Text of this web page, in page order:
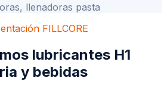
llenadoras pasta
FILLCORE
lubricantes H1
y bebidas